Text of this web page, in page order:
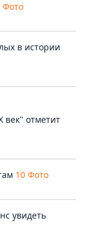
Фото
в истории
век" отметит
10 Фото
увидеть